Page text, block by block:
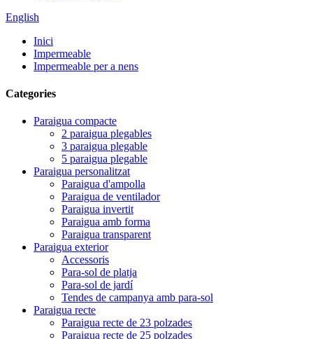
English
Inici
Impermeable
Impermeable per a nens
Categories
Paraigua compacte
2 paraigua plegables
3 paraigua plegable
5 paraigua plegable
Paraigua personalitzat
Paraigua d'ampolla
Paraigua de ventilador
Paraigua invertit
Paraigua amb forma
Paraigua transparent
Paraigua exterior
Accessoris
Para-sol de platja
Para-sol de jardí
Tendes de campanya amb para-sol
Paraigua recte
Paraigua recte de 23 polzades
Paraigua recte de 25 polzades